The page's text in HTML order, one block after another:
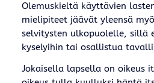
Olemuskieltä käyttävien
mielipiteet jäävät yleensä
selvitysten ulkopuolelle, sillä
kyselyihin tai osallistua
Jokaisella lapsella on oikeus